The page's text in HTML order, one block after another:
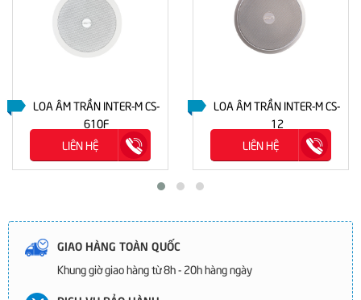
LOA ÂM TRẦN INTER-M CS-
610F
LIÊN HỆ
LOA ÂM TRẦN INTER-M CS-
12
LIÊN HỆ
GIAO HÀNG TOÀN QUỐC
Khung giờ giao hàng từ 8h - 20h hàng ngày